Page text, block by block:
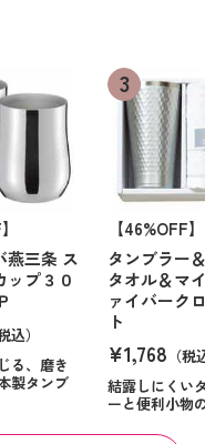
燕三条 ス
ップ３０
込）
る、磨き
製タンブ
【46%OFF】
タンブラー
タオル＆マ
ァイバーク
ト
¥1,768 （税
結露しにくい
ーと便利小物